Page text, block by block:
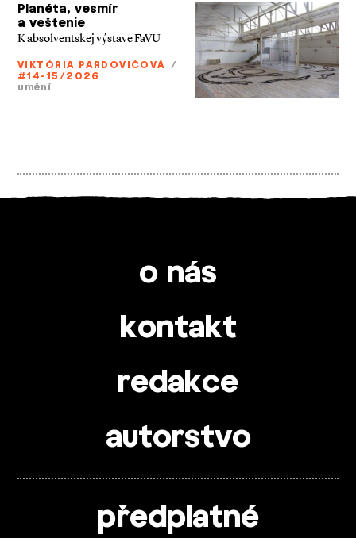
Planéta, vesmír
a veštenie
K absolventskej výstave FaVU
VIKTÓRIA PARDOVIČOVÁ /
#14-15/2026
umění
o nás
kontakt
redakce
autorstvo
předplatné